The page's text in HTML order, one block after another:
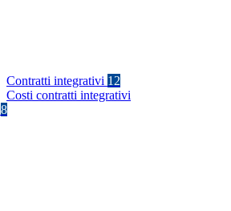
Contratti integrativi 12
Costi contratti integrativi
8